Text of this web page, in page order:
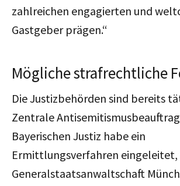
zahlreichen engagierten und
Gastgeber prägen.“
Mögliche strafrechtliche
Die Justizbehörden sind bereits
Zentrale
Bayerischen Justiz habe ein
Ermittlungsverfahren
Generalstaatsanwaltschaft